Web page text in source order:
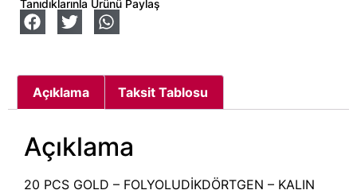
Tanıdıklarınla Ürünü Paylaş
Açıklama Taksit Tablosu
Açıklama
20 PCS GOLD – FOLYOLUDİKDÖRTGEN – KALIN